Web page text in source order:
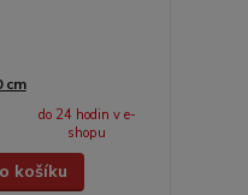
cm
do 24 hodin v e-
shopu
košíku